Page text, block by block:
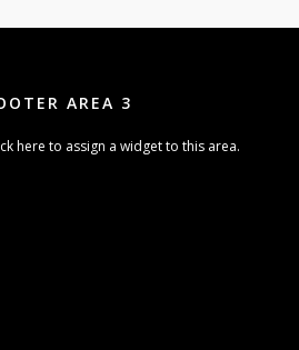
AREA 3
here to assign a widget to this area.